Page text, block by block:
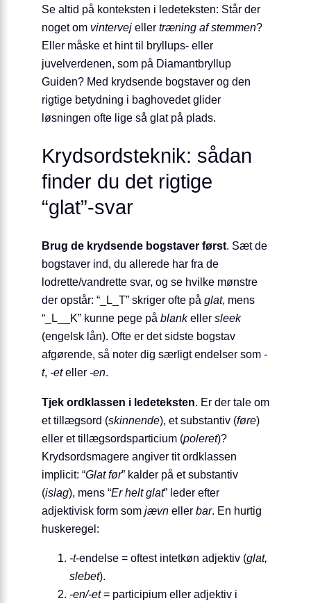
Se altid på konteksten i ledeteksten: Står der
noget om vintervej eller træning af stemmen?
Eller måske et hint til bryllups- eller
juvelverdenen, som på Diamantbryllup
Guiden? Med krydsende bogstaver og den
rigtige betydning i baghovedet glider
løsningen ofte lige så glat på plads.
Krydsordsteknik: sådan
finder du det rigtige
“glat”-svar
Brug de krydsende bogstaver først. Sæt de
bogstaver ind, du allerede har fra de
lodrette/vandrette svar, og se hvilke mønstre
der opstår: “_L_T” skriger ofte på glat, mens
“_L__K” kunne pege på blankeller sleek
(engelsk lån). Ofte er det sidste bogstav
afgørende, så noter dig særligt endelser som -
t, -eteller -en.
Tjek ordklassen i ledeteksten. Er der tale om
et tillægsord (skinnende), et substantiv (føre)
eller et tillægsords­particium (poleret)?
Krydsordsmagere angiver tit ordklassen
implicit: “Glat før” kalder på et substantiv
(islag), mens “Er helt glat” leder efter
adjektivisk form som jævn eller bar. En hurtig
huskeregel:
-t-endelse = oftest intetkøn adjektiv (glat,
slebet).
-en/-et= participium eller adjektiv i